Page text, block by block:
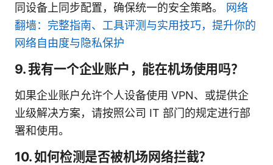
同设备上同步配置，确保统一的安全策略。 网络
翻墙：完整指南、工具评测与实用技巧，提升你的
网络自由度与隐私保护
9. 我有一个企业账户，能在机场使用吗？
如果企业账户允许个人设备使用 VPN、或提供企
业级解决方案，请按照公司 IT 部门的规定进行部
署和使用。
10. 如何检测是否被机场网络拦截？